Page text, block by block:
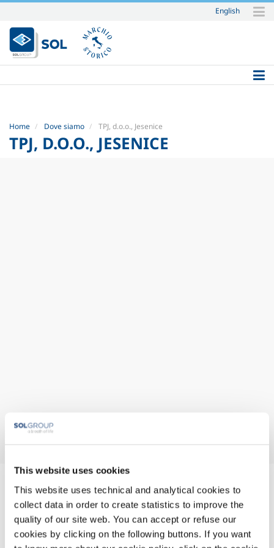
This website uses cookies
This website uses technical and analytical cookies to
collect data in order to create statistics to improve the
quality of our site web. You can accept or refuse our
cookies by clicking on the following buttons. If you want
Salta
ai
contenuti.
|
alla
English
Home Dove siamo TPJ, d.o.o., Jesenice
TPJ, D.O.O., JESENICE
TPJ, d.o.o., Jesenice
Cesta 1. maja 42
4270 Jesenice